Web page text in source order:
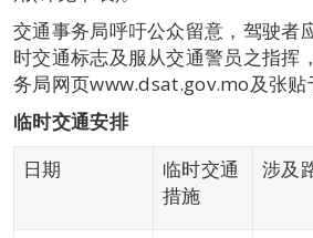
交通事务局呼吁公众留意，驾驶者
时交通标志及服从交通警员之指挥
务局网页www.dsat.gov.mo及张贴
临时交通安排
日期
临时交通
措施
涉及